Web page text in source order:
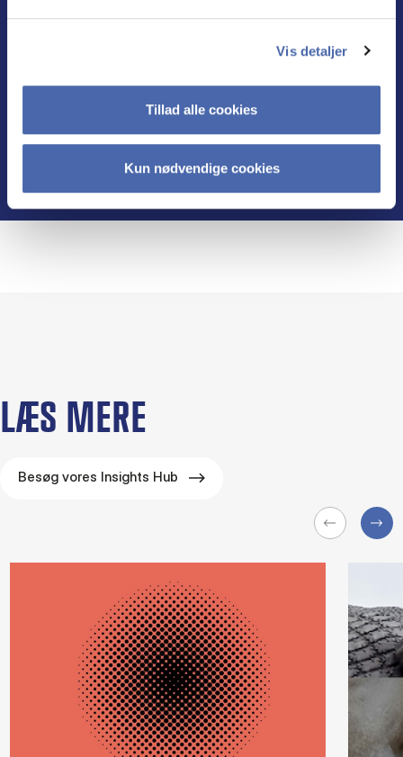
Vis detaljer
Tillad alle cookies
Kun nødvendige cookies
skabe ansvarlige resultater i samarbejde
Læs mere
LÆS MERE
Besøg vores Insights Hub